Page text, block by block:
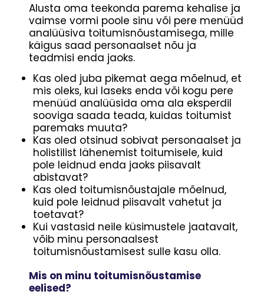
Alusta oma teekonda parema kehalise ja
vaimse vormi poole sinu või pere menüüd
analüüsiva toitumisnõustamisega, mille
käigus saad personaalset nõu ja
teadmisi enda jaoks.
Kas oled juba pikemat aega mõelnud, et
mis oleks, kui laseks enda või kogu pere
menüüd analüüsida oma ala eksperdil
sooviga saada teada, kuidas toitumist
paremaks muuta?
Kas oled otsinud sobivat personaalset ja
holistilist lähenemist toitumisele, kuid
pole leidnud enda jaoks piisavalt
abistavat?
Kas oled toitumisnõustajale mõelnud,
kuid pole leidnud piisavalt vahetut ja
toetavat?
Kui vastasid neile küsimustele jaatavalt,
võib minu personaalsest
toitumisnõustamisest sulle kasu olla.
Mis on minu toitumisnõustamise
eelised?